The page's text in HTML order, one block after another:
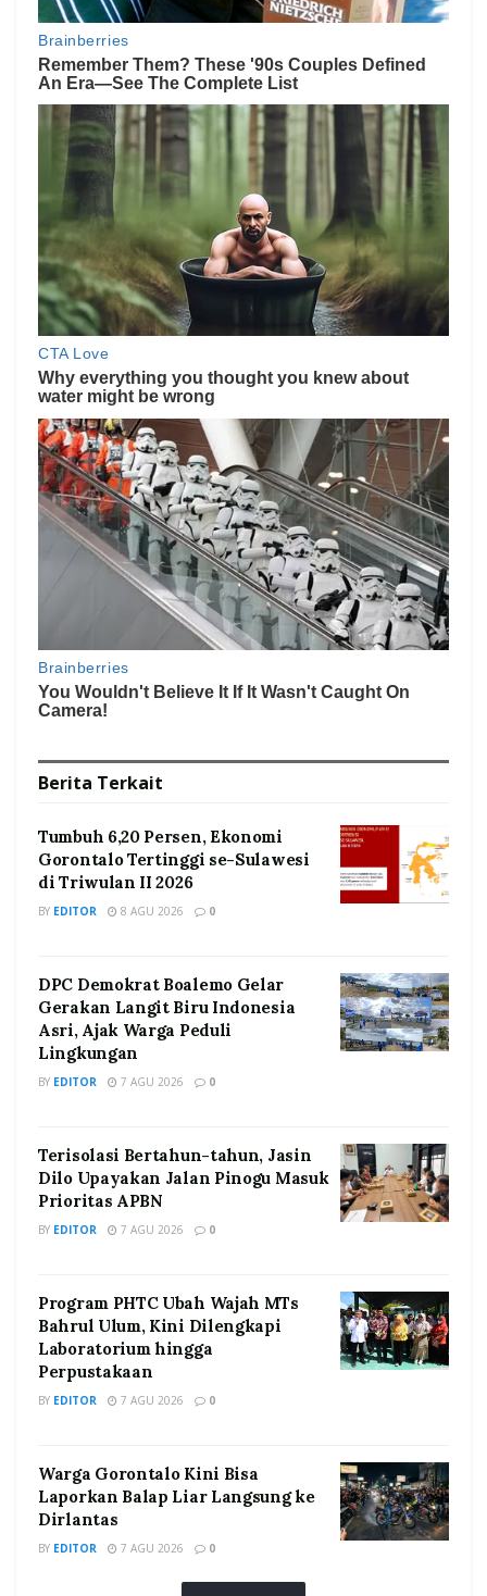
Berita Terkait
Tumbuh 6,20 Persen, Ekonomi
Gorontalo Tertinggi se-Sulawesi
di Triwulan II 2026
BY EDITOR 8 AGU 2026 0
DPC Demokrat Boalemo Gelar
Gerakan Langit Biru Indonesia
Asri, Ajak Warga Peduli
Lingkungan
BY EDITOR 7 AGU 2026 0
Terisolasi Bertahun-tahun, Jasin
Dilo Upayakan Jalan Pinogu Masuk
Prioritas APBN
BY EDITOR 7 AGU 2026 0
Program PHTC Ubah Wajah MTs
Bahrul Ulum, Kini Dilengkapi
Laboratorium hingga
Perpustakaan
BY EDITOR 7 AGU 2026 0
Warga Gorontalo Kini Bisa
Laporkan Balap Liar Langsung ke
Dirlantas
BY EDITOR 7 AGU 2026 0